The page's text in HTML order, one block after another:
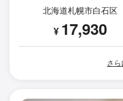
北海道札幌市白石区
¥ 17,930
さら